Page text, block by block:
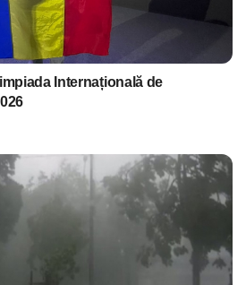
Internațională de